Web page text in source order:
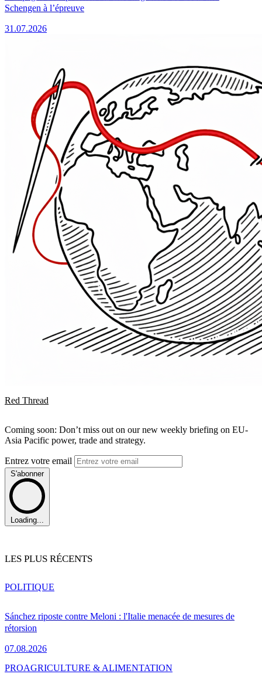
Schengen à l’épreuve
31.07.2026
Red Thread
Coming soon: Don’t miss out on our new weekly briefing on EU-
Asia Pacific power, trade and strategy.
Entrez votre email
S'abonner
Loading...
LES PLUS RÉCENTS
Sánchez riposte contre Meloni : l'Italie menacée de mesures de
rétorsion
07.08.2026
POLITIQUE
PROAGRICULTURE & ALIMENTATION